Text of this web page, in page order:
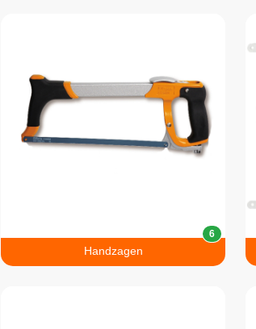
Handzagen
6